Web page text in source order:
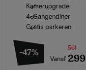
Kamerupgrade
4-Gangendiner
Gratis parkeren
-47%
Vanaf
561
299